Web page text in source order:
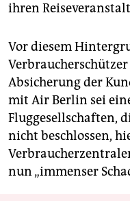
ihren
Vor diesem
Absicherung der
mit Air Berlin sei
Fluggesellschaften,
nicht beschlossen,
nun „immenser